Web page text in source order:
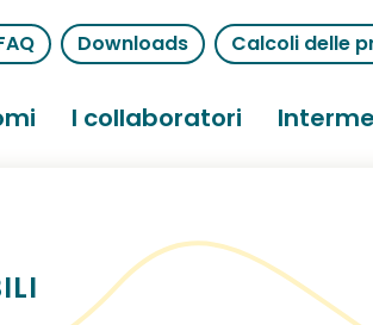
Downloads Calcoli delle
I collaboratori